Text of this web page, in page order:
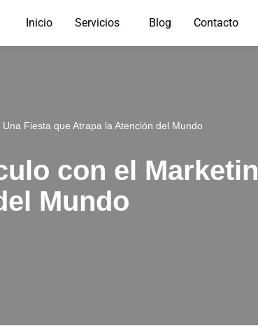
Inicio Servicios Blog Contacto
Fiesta que Atrapa la Atención del Mundo
con el
Mundo